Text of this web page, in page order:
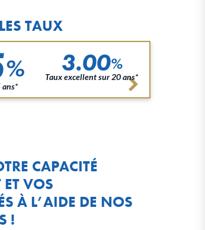
TAUX
%
ans*
3.00%
Taux excellent sur 20 ans*
CAPACITÉ
VOS
À L’AIDE DE NOS
!